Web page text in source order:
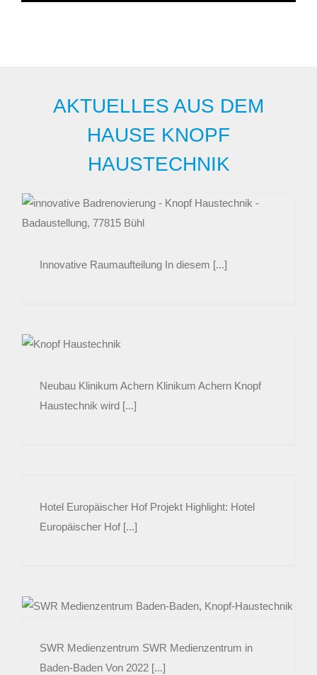
AKTUELLES AUS DEM
HAUSE KNOPF
HAUSTECHNIK
Innovative Raumaufteilung In diesem [...]
Neubau Klinikum Achern Klinikum Achern Knopf
Haustechnik wird [...]
Hotel Europäischer Hof Projekt Highlight: Hotel
Europäischer Hof [...]
SWR Medienzentrum SWR Medienzentrum in
Baden-Baden Von 2022 [...]